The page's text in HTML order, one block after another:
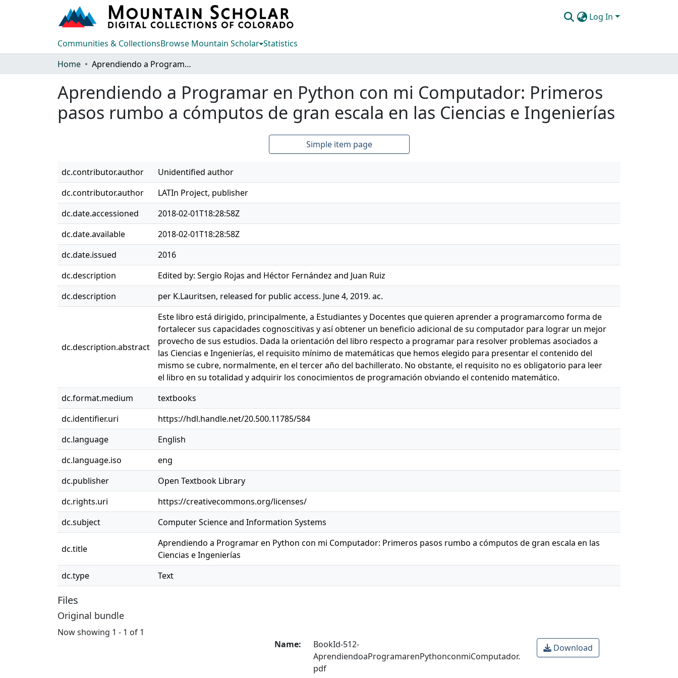
Log In
Communities & CollectionsBrowse Mountain Scholar Statistics
Home
Aprendiendo a Programar en Python con mi Computador: Primeros pasos rumbo a cómputos de gran escala en las Ciencias e Ingenierías
Aprendiendo a Programar en Python con mi Computador: Primeros
pasos rumbo a cómputos de gran escala en las Ciencias e Ingenierías
Simple item page
dc.contributor.author
Unidentified author
dc.contributor.author
LATIn Project, publisher
dc.date.accessioned
2018-02-01T18:28:58Z
dc.date.available
2018-02-01T18:28:58Z
dc.date.issued
2016
dc.description
Edited by: Sergio Rojas and Héctor Fernández and Juan Ruiz
dc.description
per K.Lauritsen, released for public access. June 4, 2019. ac.
dc.description.abstract
Este libro está dirigido, principalmente, a Estudiantes y Docentes que quieren aprender a programarcomo forma de
fortalecer sus capacidades cognoscitivas y así obtener un beneficio adicional de su computador para lograr un mejor
provecho de sus estudios. Dada la orientación del libro respecto a programar para resolver problemas asociados a
las Ciencias e Ingenierías, el requisito mínimo de matemáticas que hemos elegido para presentar el contenido del
mismo se cubre, normalmente, en el tercer año del bachillerato. No obstante, el requisito no es obligatorio para leer
el libro en su totalidad y adquirir los conocimientos de programación obviando el contenido matemático.
dc.format.medium
textbooks
dc.identifier.uri
https://hdl.handle.net/20.500.11785/584
dc.language
English
dc.language.iso
eng
dc.publisher
Open Textbook Library
dc.rights.uri
https://creativecommons.org/licenses/
dc.subject
Computer Science and Information Systems
dc.title
Aprendiendo a Programar en Python con mi Computador: Primeros pasos rumbo a cómputos de gran escala en las
Ciencias e Ingenierías
dc.type
Text
Files
Original bundle
Now showing 1 - 1 of 1
Name:
BookId-512-
AprendiendoaProgramarenPythonconmiComputador.
pdf
Download